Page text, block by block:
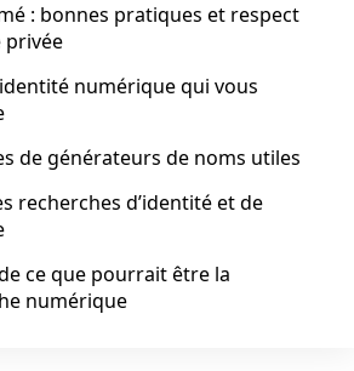
: bonnes pratiques et respect
privée
numérique qui vous
de générateurs de noms utiles
recherches d’identité et de
ce que pourrait être la
numérique